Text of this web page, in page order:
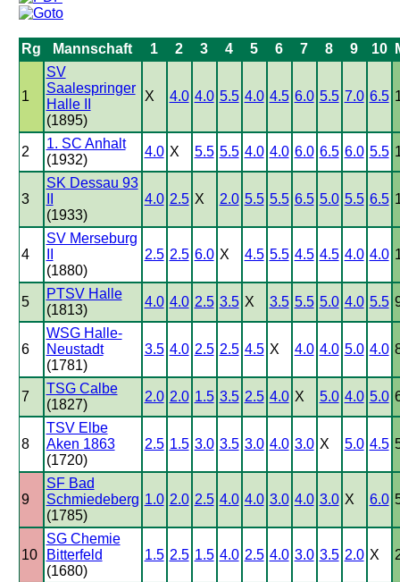
Rg Mannschaft 1 2 3 4 5 6 7 8 9 10
1
SV
Saalespringer
Halle II
(1895)
X 4.0 4.0 5.5 4.0 4.5 6.0 5.5 7.0 6.5
2
1. SC Anhalt
(1932)
4.0 X 5.5 5.5 4.0 4.0 6.0 6.5 6.0 5.5
3
SK Dessau 93
(1933)
4.0 2.5 X 2.0 5.5 5.5 6.5 5.0 5.5 6.5
4
SV Merseburg
(1880)
2.5 2.5 6.0 X 4.5 5.5 4.5 4.5 4.0 4.0
5
PTSV Halle
(1813)
4.0 4.0 2.5 3.5 X 3.5 5.5 5.0 4.0 5.5
6
WSG Halle-
Neustadt
(1781)
3.5 4.0 2.5 2.5 4.5 X 4.0 4.0 5.0 4.0
7
TSG Calbe
(1827)
2.0 2.0 1.5 3.5 2.5 4.0 X 5.0 4.0 5.0
8
TSV Elbe
Aken 1863
(1720)
2.5 1.5 3.0 3.5 3.0 4.0 3.0 X 5.0 4.5
9
SF Bad
Schmiedeberg
(1785)
1.0 2.0 2.5 4.0 4.0 3.0 4.0 3.0 X 6.0
10
SG Chemie
Bitterfeld
(1680)
1.5 2.5 1.5 4.0 2.5 4.0 3.0 3.5 2.0 X